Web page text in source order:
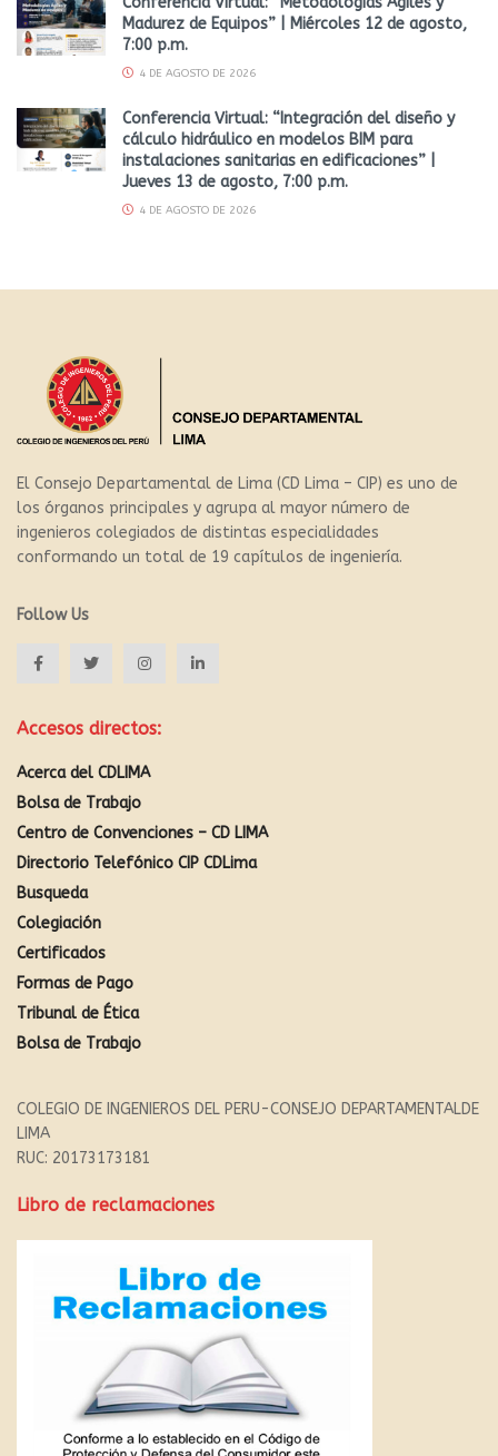
Madurez de Equipos” | Miércoles 12 de agosto,
7:00 p.m.
4 DE AGOSTO DE 2026
Conferencia Virtual: “Integración del diseño y
cálculo hidráulico en modelos BIM para
instalaciones sanitarias en edificaciones” |
Jueves 13 de agosto, 7:00 p.m.
4 DE AGOSTO DE 2026
El Consejo Departamental de Lima (CD Lima – CIP) es uno de
los órganos principales y agrupa al mayor número de
ingenieros colegiados de distintas especialidades
conformando un total de 19 capítulos de ingeniería.
Follow Us
Accesos directos:
Acerca del CDLIMA
Bolsa de Trabajo
Centro de Convenciones – CD LIMA
Directorio Telefónico CIP CDLima
Busqueda
Colegiación
Certificados
Formas de Pago
Tribunal de Ética
Bolsa de Trabajo
COLEGIO DE INGENIEROS DEL PERU-CONSEJO DEPARTAMENTALDE
LIMA
RUC: 20173173181
Libro de reclamaciones